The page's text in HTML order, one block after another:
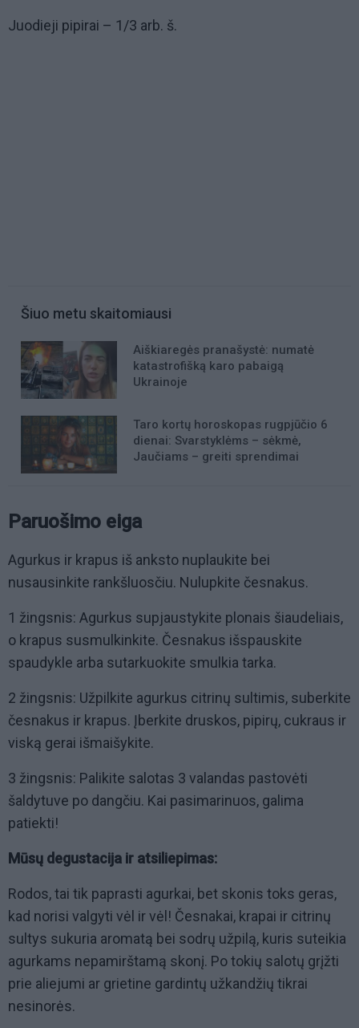
Juodieji pipirai – 1/3 arb. š.
Šiuo metu skaitomiausi
Aiškiaregės pranašystė: numatė
katastrofišką karo pabaigą
Ukrainoje
Taro kortų horoskopas rugpjūčio 6
dienai: Svarstyklėms – sėkmė,
Jaučiams – greiti sprendimai
Paruošimo eiga
Agurkus ir krapus iš anksto nuplaukite bei
nusausinkite rankšluosčiu. Nulupkite česnakus.
1 žingsnis: Agurkus supjaustykite plonais šiaudeliais,
o krapus susmulkinkite. Česnakus išspauskite
spaudykle arba sutarkuokite smulkia tarka.
2 žingsnis: Užpilkite agurkus citrinų sultimis, suberkite
česnakus ir krapus. Įberkite druskos, pipirų, cukraus ir
viską gerai išmaišykite.
3 žingsnis: Palikite salotas 3 valandas pastovėti
šaldytuve po dangčiu. Kai pasimarinuos, galima
patiekti!
Mūsų degustacija ir atsiliepimas:
Rodos, tai tik paprasti agurkai, bet skonis toks geras,
kad norisi valgyti vėl ir vėl! Česnakai, krapai ir citrinų
sultys sukuria aromatą bei sodrų užpilą, kuris suteikia
agurkams nepamirštamą skonį. Po tokių salotų grįžti
prie aliejumi ar grietine gardintų užkandžių tikrai
nesinorės.